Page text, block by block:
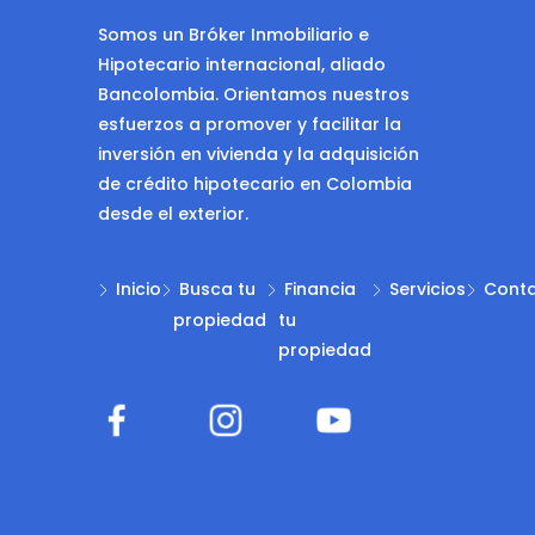
Somos un Bróker Inmobiliario e
Hipotecario internacional, aliado
Bancolombia. Orientamos nuestros
esfuerzos a promover y facilitar la
inversión en vivienda y la adquisición
de crédito hipotecario en Colombia
desde el exterior.
Inicio
Busca tu
propiedad
Financia
tu
propiedad
Servicios